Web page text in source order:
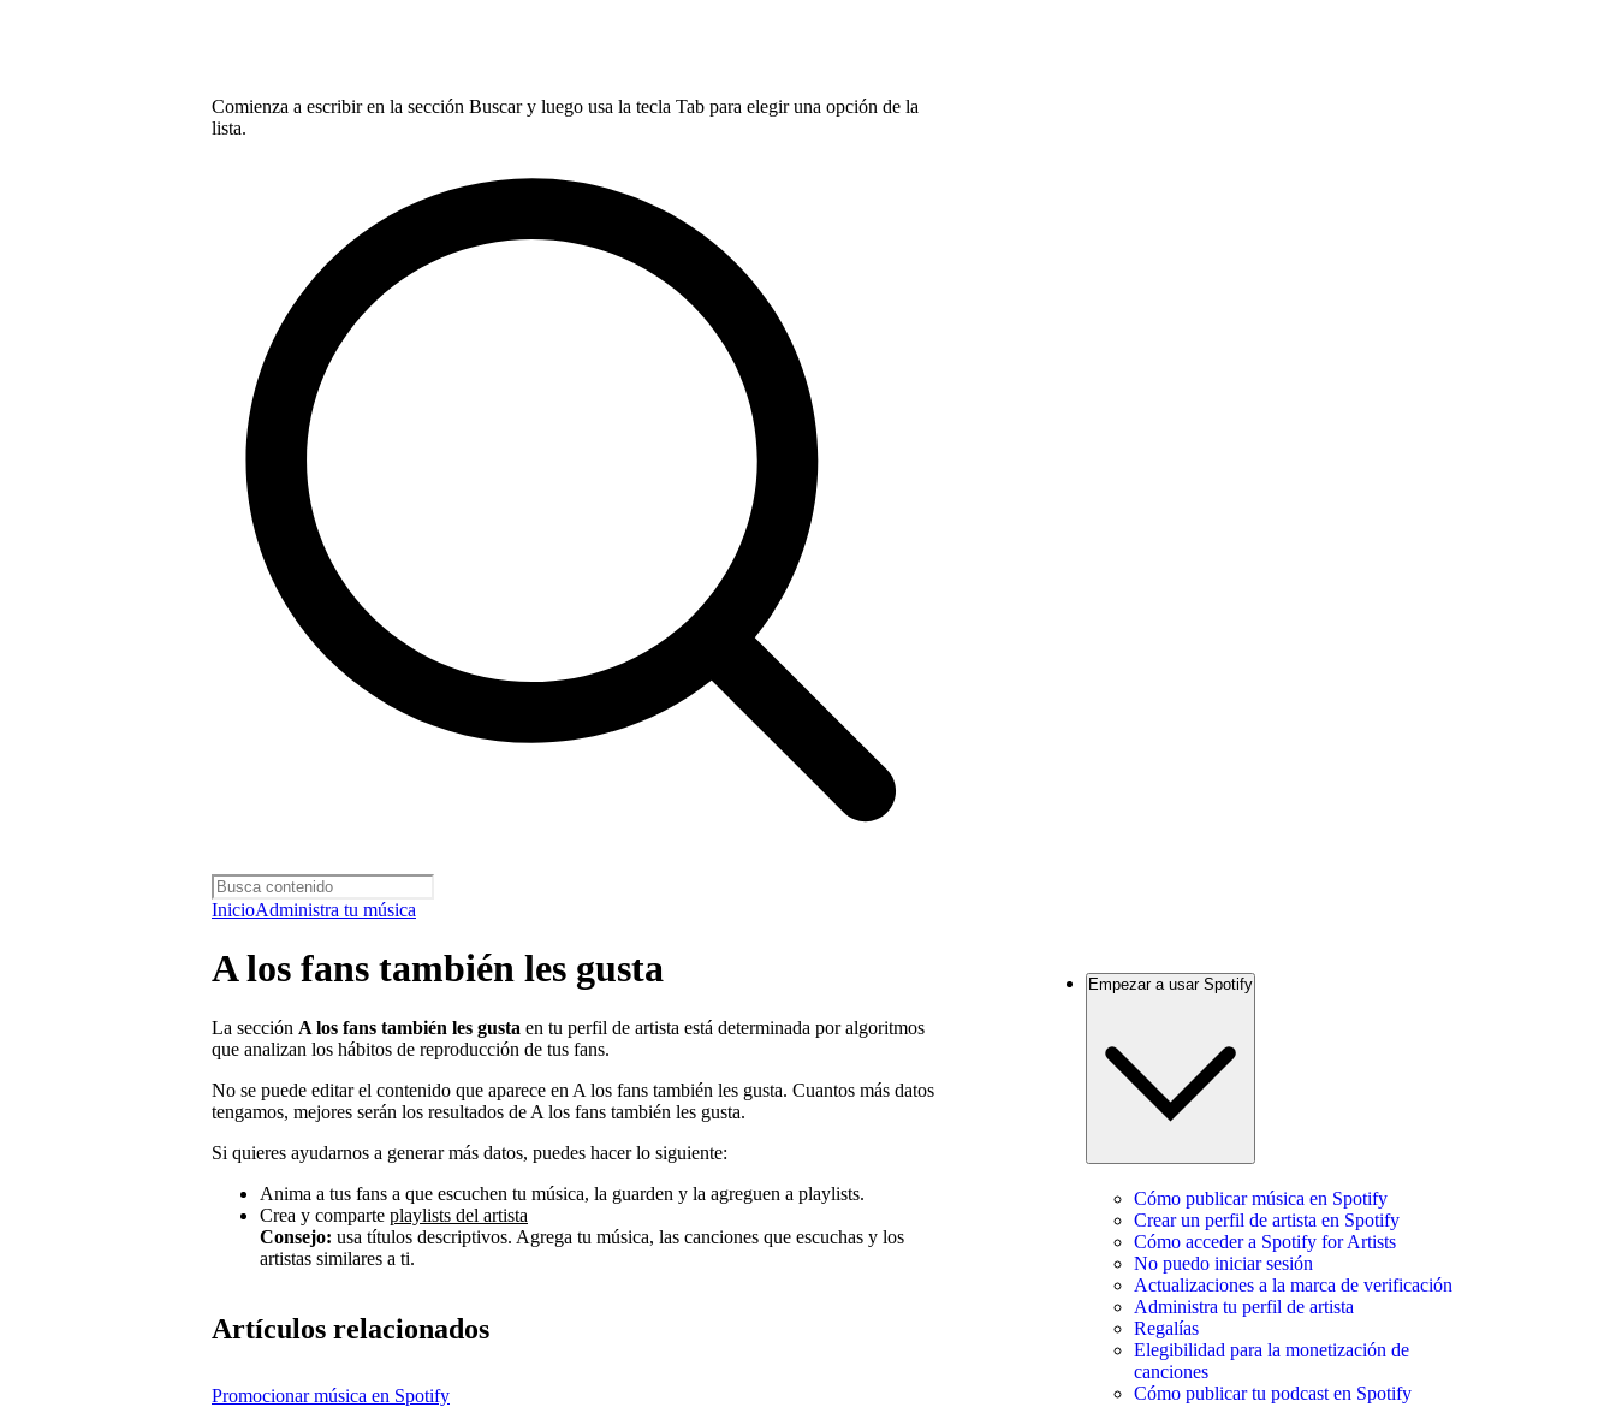
Comienza a escribir en la sección Buscar y luego usa la tecla Tab para elegir una opción de la
lista.
InicioAdministra tu música
A los fans también les gusta
La sección A los fans también les gusta en tu perfil de artista está determinada por algoritmos
que analizan los hábitos de reproducción de tus fans.
No se puede editar el contenido que aparece en A los fans también les gusta. Cuantos más datos
tengamos, mejores serán los resultados de A los fans también les gusta.
Si quieres ayudarnos a generar más datos, puedes hacer lo siguiente:
Anima a tus fans a que escuchen tu música, la guarden y la agreguen a playlists.
Crea y comparte playlists del artista
Consejo: usa títulos descriptivos. Agrega tu música, las canciones que escuchas y los
artistas similares a ti.
Artículos relacionados
Promocionar música en Spotify
Empezar a usar Spotify
Cómo publicar música en Spotify
Crear un perfil de artista en Spotify
Cómo acceder a Spotify for Artists
No puedo iniciar sesión
Actualizaciones a la marca de verificación
Administra tu perfil de artista
Regalías
Elegibilidad para la monetización de
canciones
Cómo publicar tu podcast en Spotify